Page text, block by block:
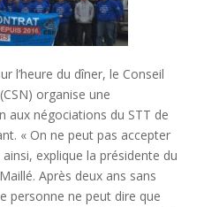
l’heure du dîner, le Conseil
organise une
aux négociations du STT de
« On ne peut pas accepter
explique la présidente du
Après deux ans sans
personne ne peut dire que